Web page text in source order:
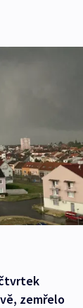
zemřelo